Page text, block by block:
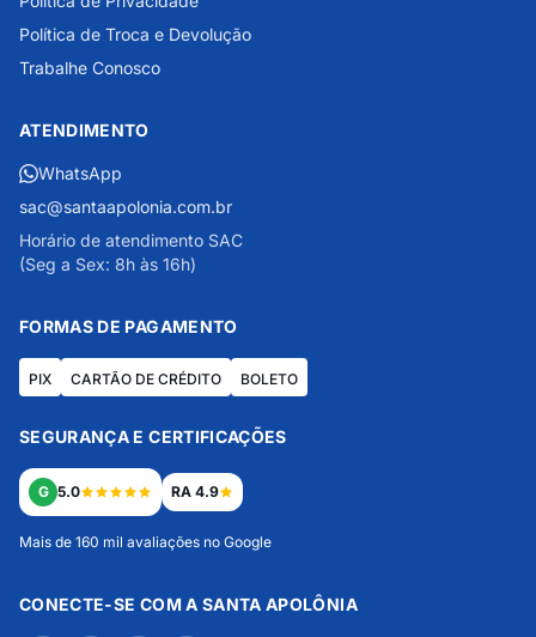
Política de Troca e Devolução
Trabalhe Conosco
ATENDIMENTO
WhatsApp
sac@santaapolonia.com.br
Horário de atendimento SAC
(Seg a Sex: 8h às 16h)
FORMAS DE PAGAMENTO
PIX CARTÃO DE CRÉDITO BOLETO
SEGURANÇA E CERTIFICAÇÕES
G 5.0 RA 4.9
Mais de 160 mil avaliações no Google
CONECTE-SE COM A SANTA APOLÔNIA